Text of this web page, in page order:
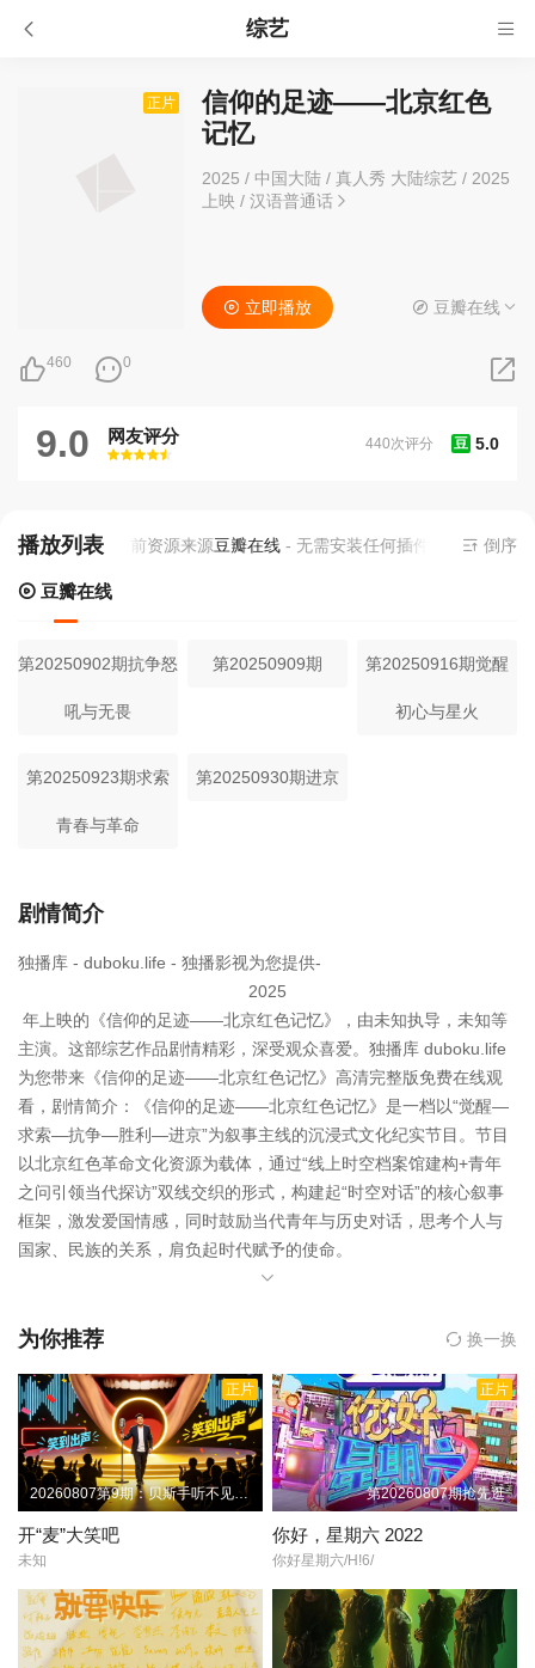
综艺
正片
信仰的足迹——北京红色
记忆
2025 / 中国大陆 / 真人秀 大陆综艺/ 2025
上映 / 汉语普通话
460 0
立即播放 豆瓣在线
9.0 网友评分
很差
较差还行推荐力荐
豆 5.0
440次评分
播放列表当前资源来源豆瓣在线- 无需安装任何插件 倒序
豆瓣在线
第20250902期抗争怒
吼与无畏
第20250909期 第20250916期觉醒
初心与星火
第20250923期求索
青春与革命
第20250930期进京
剧情简介
独播库 - duboku.life - 独播影视为您提供-
2025
年上映的《信仰的足迹——北京红色记忆》，由未知执导，未知等
主演。这部综艺作品剧情精彩，深受观众喜爱。独播库 duboku.life
为您带来《信仰的足迹——北京红色记忆》高清完整版免费在线观
看，剧情简介：《信仰的足迹——北京红色记忆》是一档以“觉醒—
求索—抗争—胜利—进京”为叙事主线的沉浸式文化纪实节目。节目
以北京红色革命文化资源为载体，通过“线上时空档案馆建构+青年
之问引领当代探访”双线交织的形式，构建起“时空对话”的核心叙事
框架，激发爱国情感，同时鼓励当代青年与历史对话，思考个人与
国家、民族的关系，肩负起时代赋予的使命。
为你推荐 换一换
正片
20260807第9期：贝斯手听不见贝斯声音
开“麦”大笑吧
未知
正片
第20260807期抢先逛
你好，星期六 2022
你好星期六/H!6/